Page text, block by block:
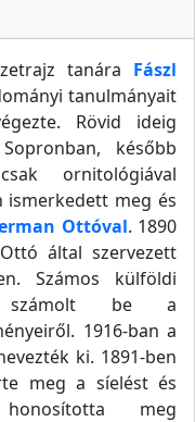
tanára Fászl
tanulmányait
Rövid ideig
később
ornitológiával
ismerkedett meg és
Ottóval. 1890
által szervezett
Számos külföldi
számolt be a
1916-ban a
ki. 1891-ben
meg a síelést és
meg